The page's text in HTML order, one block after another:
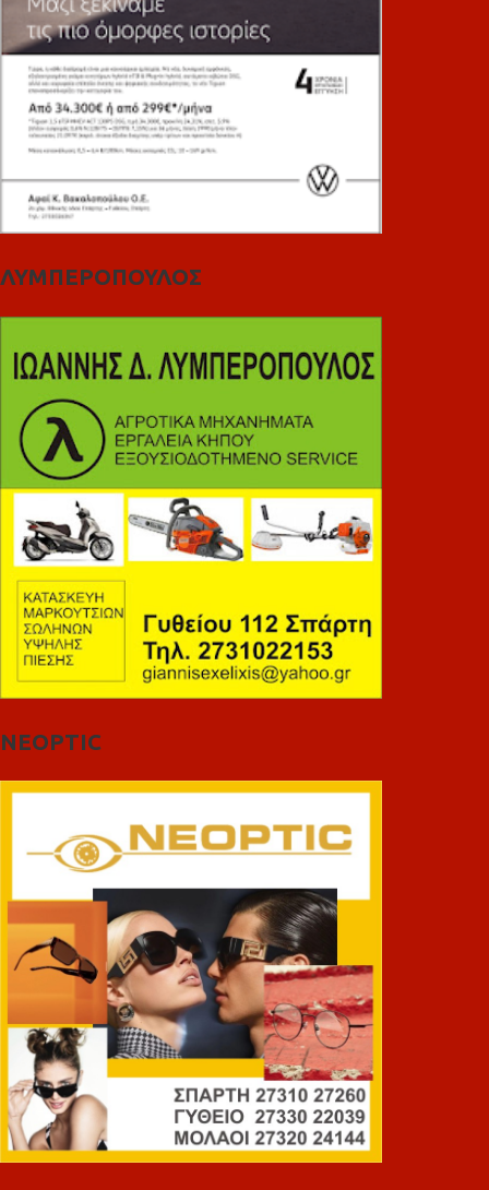
ΛΥΜΠΕΡΟΠΟΥΛΟΣ
NEOPTIC